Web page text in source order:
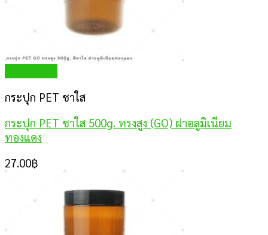
กระปุก PET ชาใส
กระปุก PET ชาใส 500g. ทรงสูง (GO) ฝาอลูมิเนียม
ทองแดง
27.00฿